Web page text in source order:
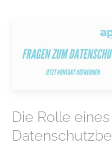
Die Rolle